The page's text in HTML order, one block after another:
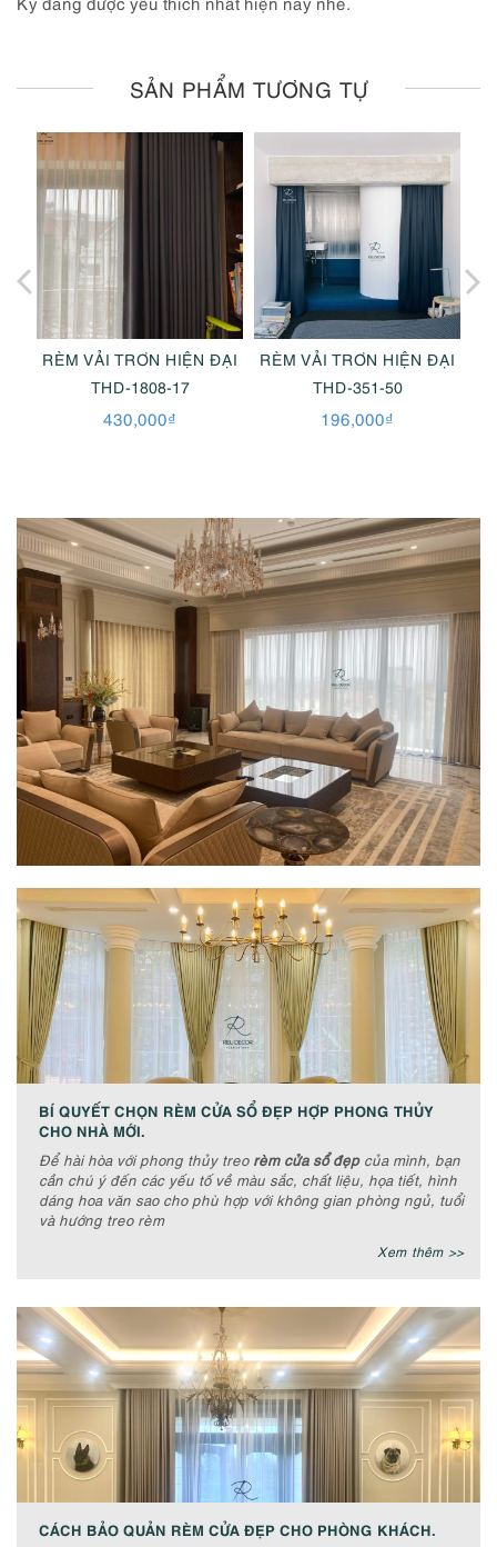
SẢN PHẨM TƯƠNG TỰ
RÈM VẢI TRƠN HIỆN ĐẠI
THD-1808-17
430,000₫
RÈM VẢI TRƠN HIỆN ĐẠI
THD-351-50
196,000₫
BÍ QUYẾT CHỌN RÈM CỬA SỔ ĐẸP HỢP PHONG THỦY
CHO NHÀ MỚI.
Để hài hòa với phong thủy treo rèm cửa sổ đẹpcủa mình, bạn
cần chú ý đến các yếu tố về màu sắc, chất liệu, họa tiết, hình
dáng hoa văn sao cho phù hợp với không gian phòng ngủ, tuổi
và hướng treo rèm
Xem thêm >>
CÁCH BẢO QUẢN RÈM CỬA ĐẸP CHO PHÒNG KHÁCH.